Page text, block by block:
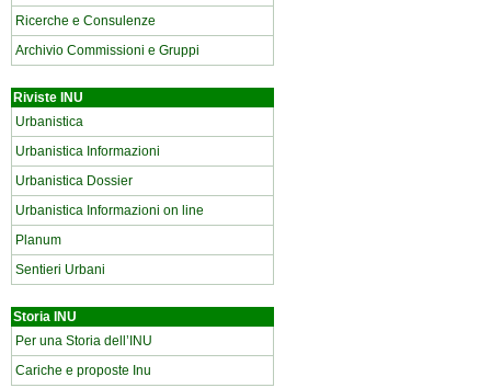
Ricerche e Consulenze
Archivio Commissioni e Gruppi
Riviste INU
Urbanistica
Urbanistica Informazioni
Urbanistica Dossier
Urbanistica Informazioni on line
Planum
Sentieri Urbani
Storia INU
Per una Storia dell’INU
Cariche e proposte Inu